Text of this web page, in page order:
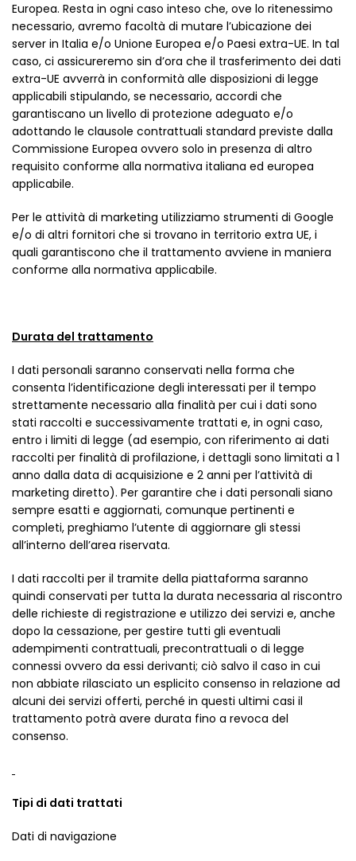
Europea. Resta in ogni caso inteso che, ove lo ritenessimo
necessario, avremo facoltà di mutare l’ubicazione dei
server in Italia e/o Unione Europea e/o Paesi extra-UE. In tal
caso, ci assicureremo sin d’ora che il trasferimento dei dati
extra-UE avverrà in conformità alle disposizioni di legge
applicabili stipulando, se necessario, accordi che
garantiscano un livello di protezione adeguato e/o
adottando le clausole contrattuali standard previste dalla
Commissione Europea ovvero solo in presenza di altro
requisito conforme alla normativa italiana ed europea
applicabile.
Per le attività di marketing utilizziamo strumenti di Google
e/o di altri fornitori che si trovano in territorio extra UE, i
quali garantiscono che il trattamento avviene in maniera
conforme alla normativa applicabile.
Durata del trattamento
I dati personali saranno conservati nella forma che
consenta l’identificazione degli interessati per il tempo
strettamente necessario alla finalità per cui i dati sono
stati raccolti e successivamente trattati e, in ogni caso,
entro i limiti di legge (ad esempio, con riferimento ai dati
raccolti per finalità di profilazione, i dettagli sono limitati a 1
anno dalla data di acquisizione e 2 anni per l’attività di
marketing diretto). Per garantire che i dati personali siano
sempre esatti e aggiornati, comunque pertinenti e
completi, preghiamo l’utente di aggiornare gli stessi
all’interno dell’area riservata.
I dati raccolti per il tramite della piattaforma saranno
quindi conservati per tutta la durata necessaria al riscontro
delle richieste di registrazione e utilizzo dei servizi e, anche
dopo la cessazione, per gestire tutti gli eventuali
adempimenti contrattuali, precontrattuali o di legge
connessi ovvero da essi derivanti; ciò salvo il caso in cui
non abbiate rilasciato un esplicito consenso in relazione ad
alcuni dei servizi offerti, perché in questi ultimi casi il
trattamento potrà avere durata fino a revoca del
consenso.
Tipi di dati trattati
Dati di navigazione